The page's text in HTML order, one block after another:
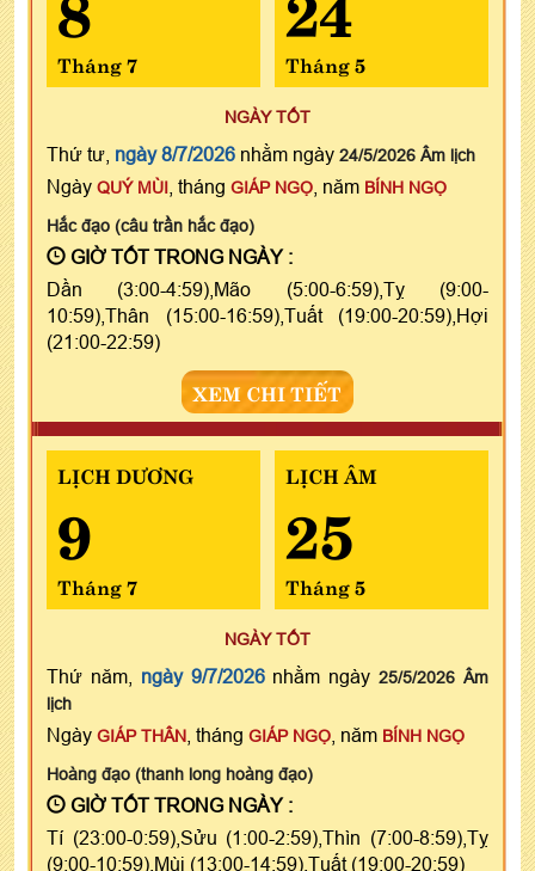
Tháng 7 Tháng 5
NGÀY TỐT
Thứ tư, ngày 8/7/2026 nhằm ngày 24/5/2026 Âm lịch
Ngày QUÝ MÙI , tháng GIÁP NGỌ , năm BÍNH NGỌ
Hắc đạo (câu trần hắc đạo)
GIỜ TỐT TRONG NGÀY :
Dần (3:00-4:59),Mão (5:00-6:59),Tỵ (9:00-
10:59),Thân (15:00-16:59),Tuất (19:00-20:59),Hợi
(21:00-22:59)
XEM CHI TIẾT
LỊCH DƯƠNG
9
Tháng 7
LỊCH ÂM
25
Tháng 5
NGÀY TỐT
Thứ năm, ngày 9/7/2026nhằm ngày25/5/2026 Âm
lịch
Ngày GIÁP THÂN , tháng GIÁP NGỌ , năm BÍNH NGỌ
Hoàng đạo (thanh long hoàng đạo)
GIỜ TỐT TRONG NGÀY :
Tí (23:00-0:59),Sửu (1:00-2:59),Thìn (7:00-8:59),Tỵ
(9:00-10:59),Mùi (13:00-14:59),Tuất (19:00-20:59)